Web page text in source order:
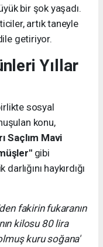
bir şok yaşadı.
artık taneyle
getiriyor.
Yıllar
sosyal
konu,
Saçlım Mavi
gibi
haykırdığı
fakirin fukaranın
kilosu 80 lira
kuru soğana'